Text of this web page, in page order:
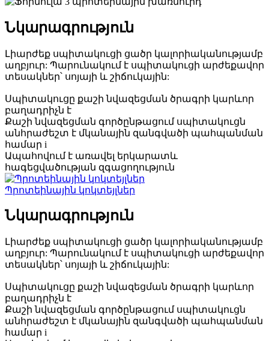
Նկարագրություն
Լիարժեք սպիտակուցի ցածր կալորիականությամբ
աղբյուր: Պարունակում է սպիտակուցի արժեքավոր
տեսակներ՝ սոյայի և շիճուկային:
Սպիտակուցը քաշի նվազեցման ծրագրի կարևոր
բաղադրիչն է
Քաշի նվազեցման գործընթացում սպիտակուցն
անհրաժեշտ է մկանային զանգվածի պահպանման
համար i
Ապահովում է առավել երկարատև
հագեցվածության զգացողություն
Պրոտեինային կոկտեյլներ
Նկարագրություն
Լիարժեք սպիտակուցի ցածր կալորիականությամբ
աղբյուր: Պարունակում է սպիտակուցի արժեքավոր
տեսակներ՝ սոյայի և շիճուկային:
Սպիտակուցը քաշի նվազեցման ծրագրի կարևոր
բաղադրիչն է
Քաշի նվազեցման գործընթացում սպիտակուցն
անհրաժեշտ է մկանային զանգվածի պահպանման
համար i